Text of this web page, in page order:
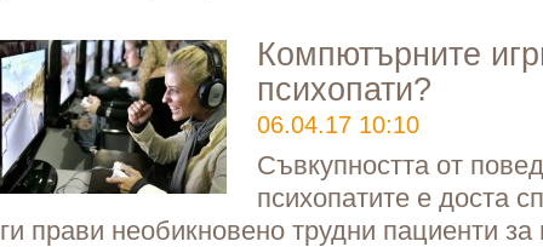
Компютърните
психопати?
06.04.17 10:10
Съвкупността от
психопатите е доста
ги прави необикновено трудни пациенти за